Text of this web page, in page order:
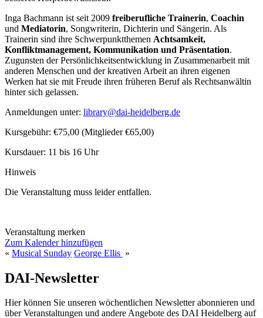
Inga Bachmann ist seit 2009 freiberufliche Trainerin, Coachin
und Mediatorin, Songwriterin, Dichterin und Sängerin. Als
Trainerin sind ihre Schwerpunktthemen Achtsamkeit,
Konfliktmanagement, Kommunikation und Präsentation.
Zugunsten der Persönlichkeitsentwicklung in Zusammenarbeit mit
anderen Menschen und der kreativen Arbeit an ihren eigenen
Werken hat sie mit Freude ihren früheren Beruf als Rechtsanwältin
hinter sich gelassen.
Anmeldungen unter: library@dai-heidelberg.de
Kursgebühr: €75,00 (Mitglieder €65,00)
Kursdauer: 11 bis 16 Uhr
Hinweis
Die Veranstaltung muss leider entfallen.
Veranstaltung merken
Zum Kalender hinzufügen
« Musical Sunday George Ellis »
DAI-Newsletter
Hier können Sie unseren wöchentlichen Newsletter abonnieren und
über Veranstaltungen und andere Angebote des DAI Heidelberg auf